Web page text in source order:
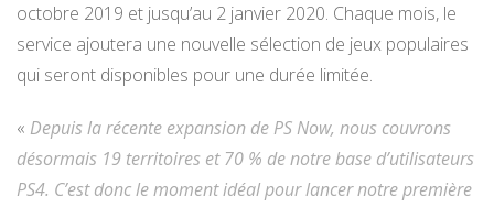
octobre 2019 et jusqu’au 2 janvier 2020. Chaque mois, le
service ajoutera une nouvelle sélection de jeux populaires
qui seront disponibles pour une durée limitée.
« Depuis la récente expansion de PS Now, nous couvrons
désormais 19 territoires et 70 % de notre base d’utilisateurs
PS4. C’est donc le moment idéal pour lancer notre première